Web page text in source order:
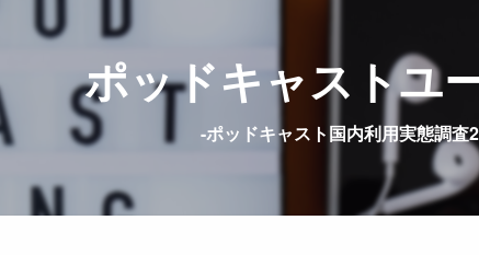
ポッドキャストユ
-ポッドキャスト国内利用実態調査